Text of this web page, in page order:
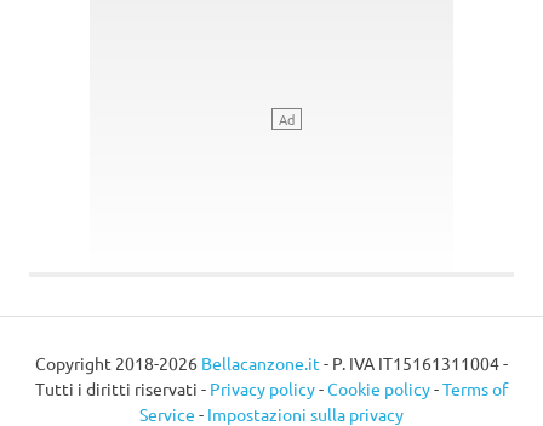
Copyright 2018-2026 Bellacanzone.it - P. IVA IT15161311004 -
Tutti i diritti riservati - Privacy policy-Cookie policy-Terms of
Service - Impostazioni sulla privacy